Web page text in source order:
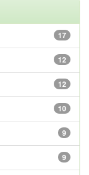
17
12
12
10
9
9